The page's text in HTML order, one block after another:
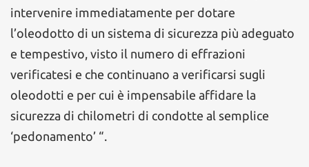
intervenire immediatamente per dotare
l’oleodotto di un sistema di sicurezza più adeguato
e tempestivo, visto il numero di effrazioni
verificatesi e che continuano a verificarsi sugli
oleodotti e per cui è impensabile affidare la
sicurezza di chilometri di condotte al semplice
‘pedonamento’ “.